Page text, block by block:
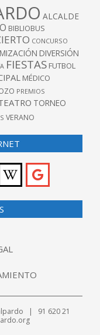
ALCALDE
BIBLIOBUS
CONCURSO
DIVERSIÓN
FIESTAS FUTBOL
MÉDICO
PREMIOS
TORNEO
VERANO
| 91 620 21